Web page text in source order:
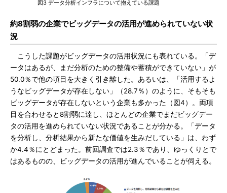
図3 データ分析インフラについて抱えている課題
約8割弱の企業でビッグデータの活用が進められていない状
況
こうした課題がビッグデータの活用状況にも表れている。「デ
ータはあるが、まだ分析のための整備や蓄積ができていない」が
50.0％で他の項目を大きく引き離した。あるいは、「活用するよ
うなビッグデータが存在しない」（28.7％）のように、そもそも
ビッグデータが存在しないという企業も多かった（図4）。両項
目を合わせると8割弱に達し、ほとんどの企業でまだビッグデー
タの活用を進められていない状況であることが分かる。「データ
を分析し、分析結果から新たな価値を生みだしている」は、わず
か4.4％にとどまった。前回調査では2.3％であり、ゆっくりとで
はあるものの、ビッグデータの活用が進んでいることが伺える。